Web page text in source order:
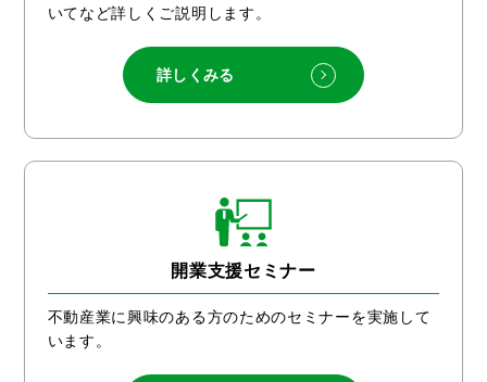
いてなど詳しくご説明します。
詳しくみる
開業支援セミナー
不動産業に興味のある方のためのセミナーを実施して
います。